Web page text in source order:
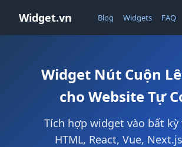
Widget.vn Blog Widgets FAQ
Widget Nút Cuộn
cho Website Tự
Tích hợp widget vào bất kỳ
HTML, React, Vue,